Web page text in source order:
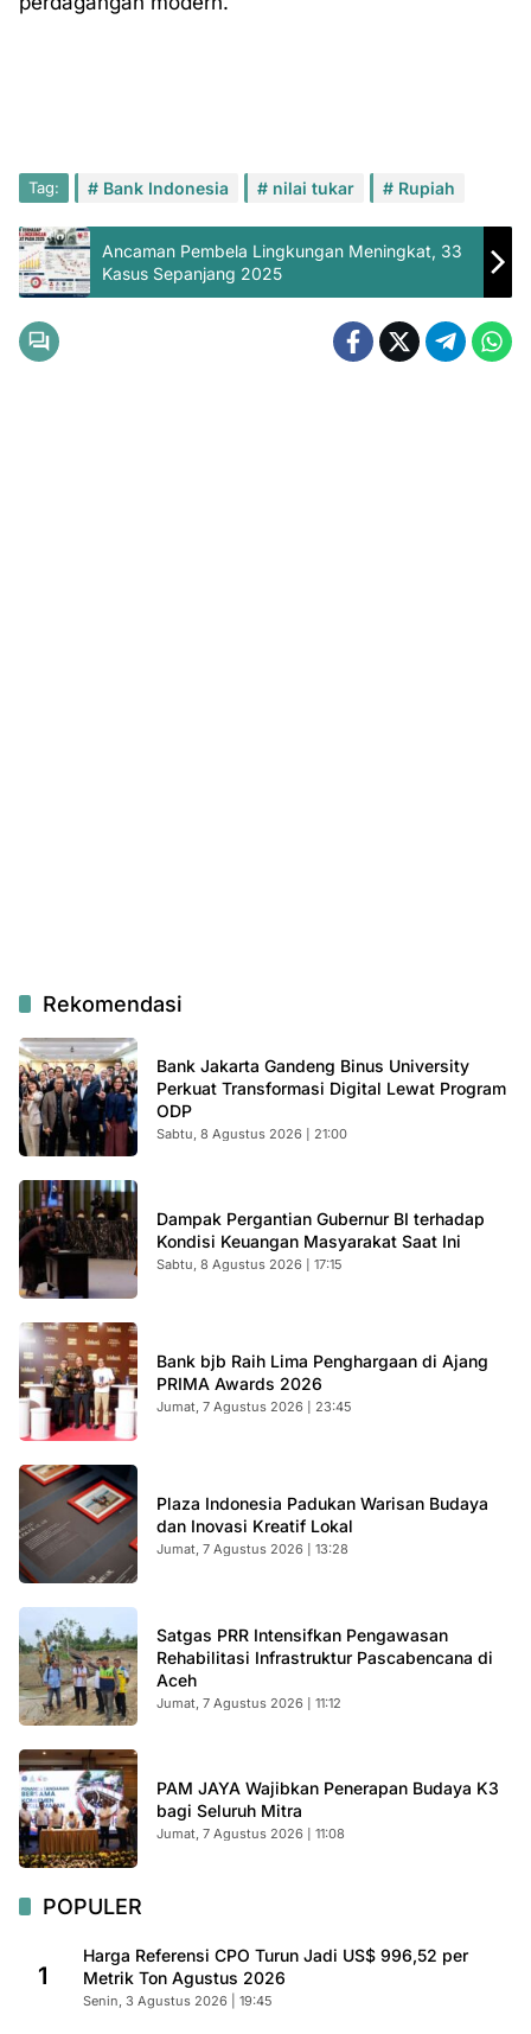
Tag: Bank Indonesia nilai tukar Rupiah
Ancaman Pembela Lingkungan Meningkat, 33
Kasus Sepanjang 2025
Rekomendasi
Bank Jakarta Gandeng Binus University
Perkuat Transformasi Digital Lewat Program
ODP
Sabtu, 8 Agustus 2026 | 21:00
Dampak Pergantian Gubernur BI terhadap
Kondisi Keuangan Masyarakat Saat Ini
Sabtu, 8 Agustus 2026 | 17:15
Bank bjb Raih Lima Penghargaan di Ajang
PRIMA Awards 2026
Jumat, 7 Agustus 2026 | 23:45
Plaza Indonesia Padukan Warisan Budaya
dan Inovasi Kreatif Lokal
Jumat, 7 Agustus 2026 | 13:28
Satgas PRR Intensifkan Pengawasan
Rehabilitasi Infrastruktur Pascabencana di
Aceh
Jumat, 7 Agustus 2026 | 11:12
PAM JAYA Wajibkan Penerapan Budaya K3
bagi Seluruh Mitra
Jumat, 7 Agustus 2026 | 11:08
POPULER
1
Harga Referensi CPO Turun Jadi US$ 996,52 per
Metrik Ton Agustus 2026
Senin, 3 Agustus 2026 | 19:45